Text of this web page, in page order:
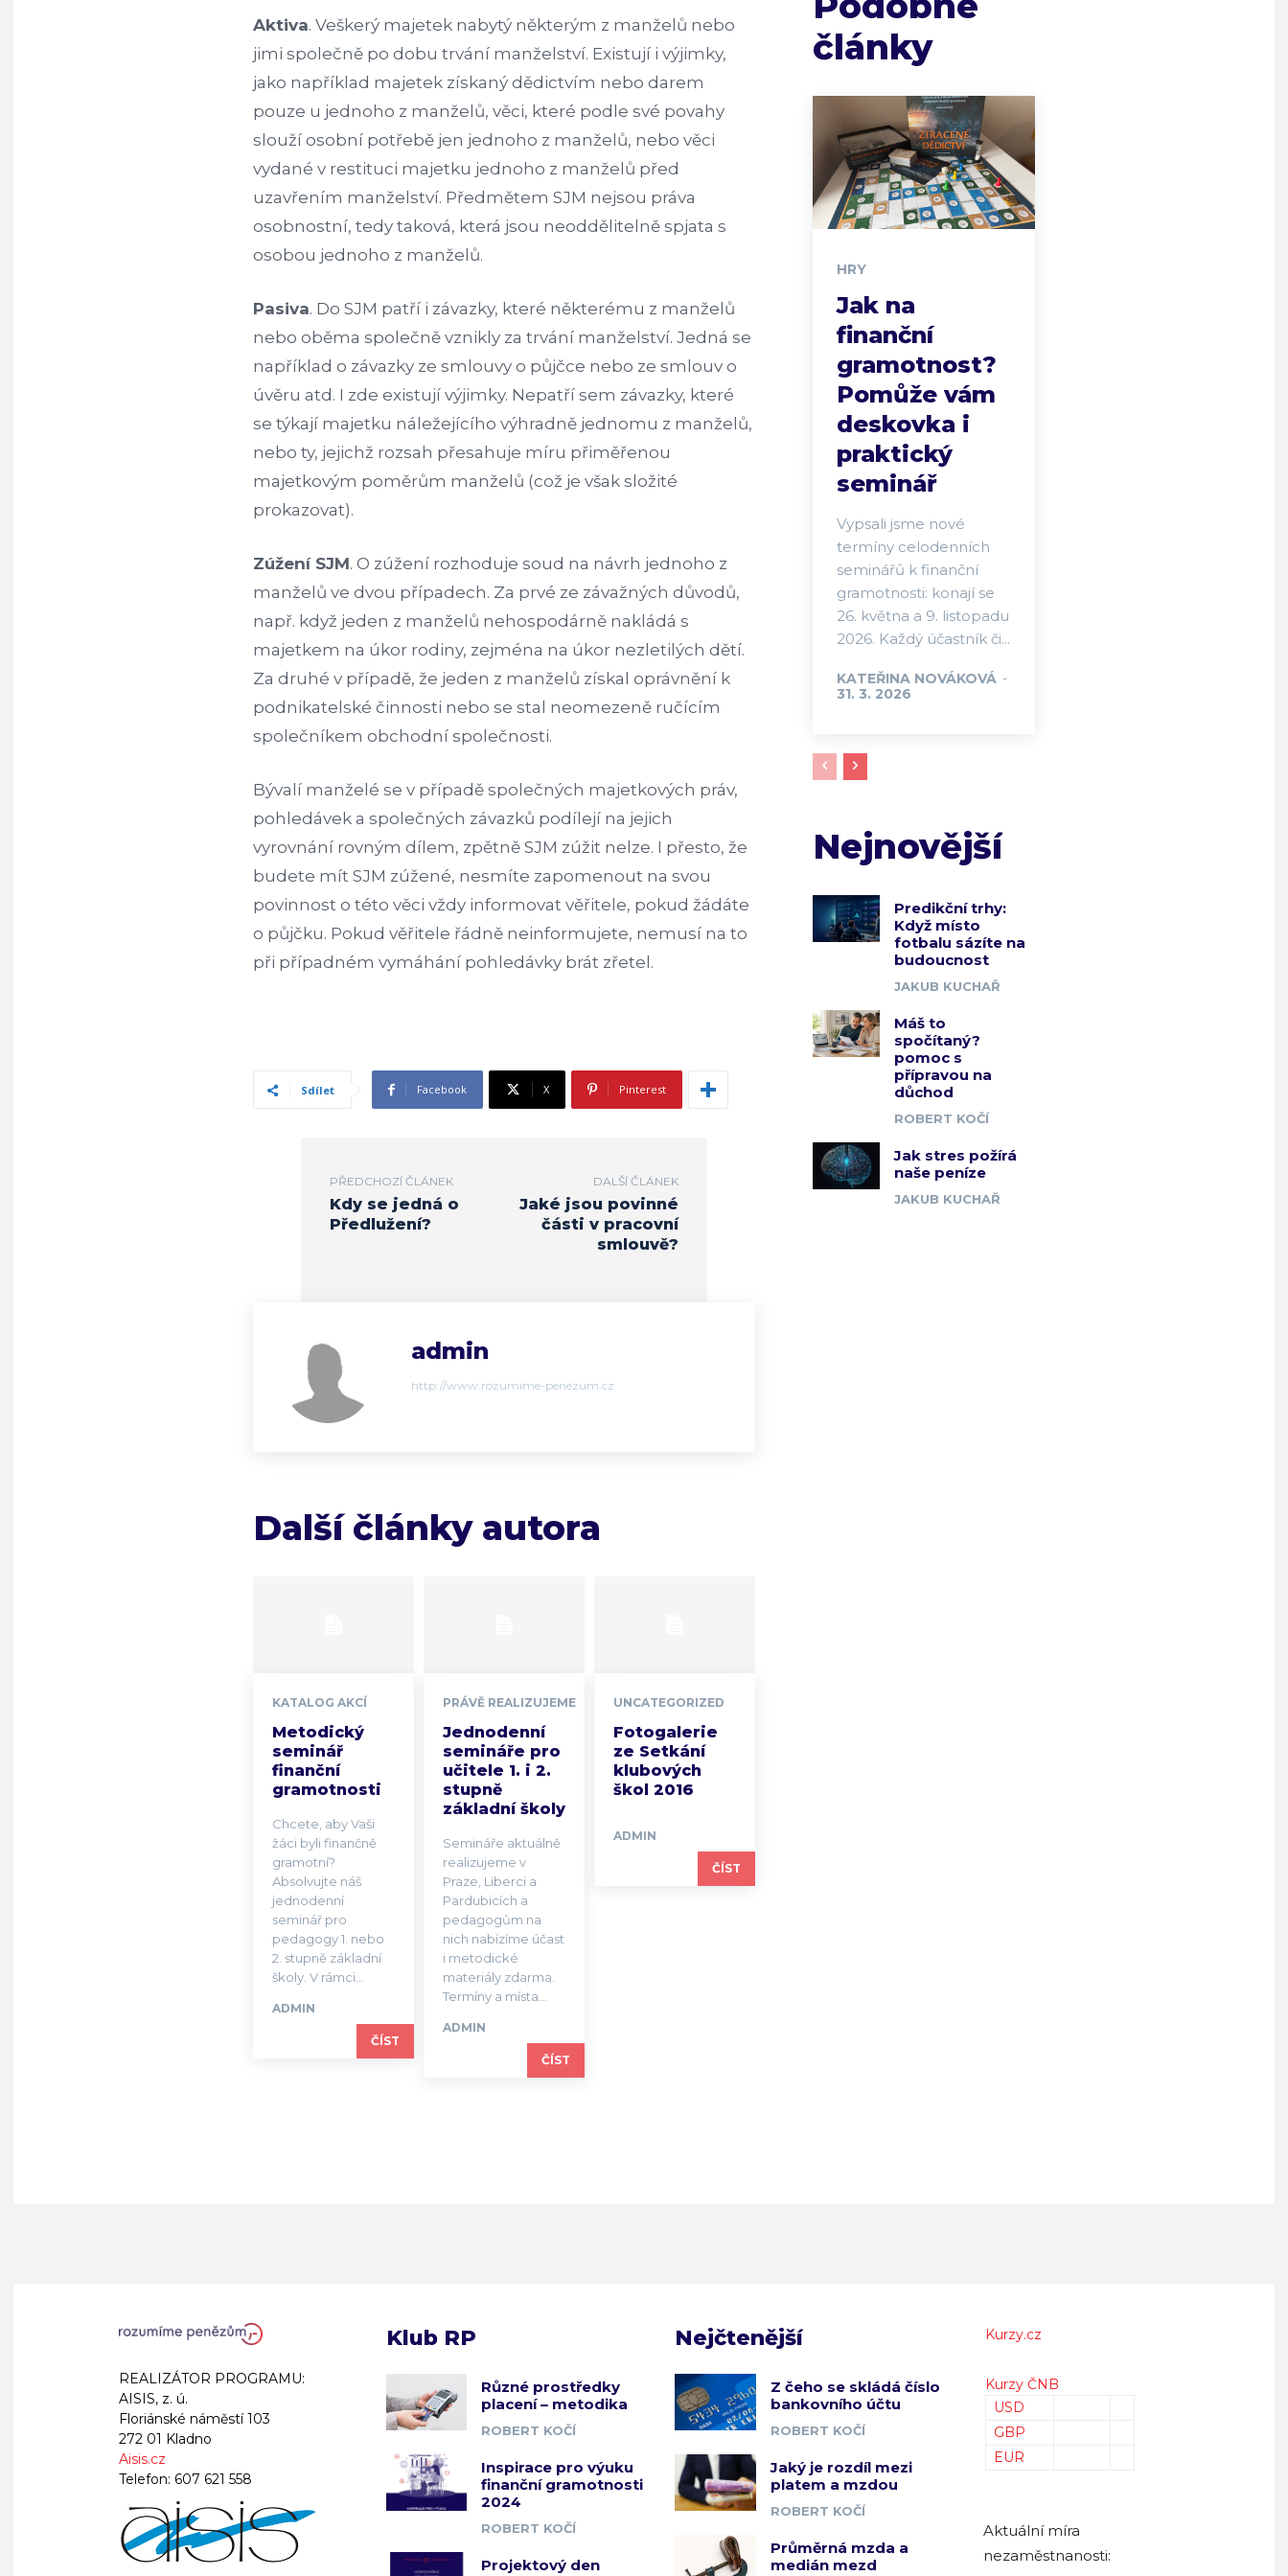
Aktiva. Veškerý majetek nabytý některým z manželů nebo
jimi společně po dobu trvání manželství. Existují i výjimky,
jako například majetek získaný dědictvím nebo darem
pouze u jednoho z manželů, věci, které podle své povahy
slouží osobní potřebě jen jednoho z manželů, nebo věci
vydané v restituci majetku jednoho z manželů před
uzavřením manželství. Předmětem SJM nejsou práva
osobnostní, tedy taková, která jsou neoddělitelně spjata s
osobou jednoho z manželů.
Pasiva. Do SJM patří i závazky, které některému z manželů
nebo oběma společně vznikly za trvání manželství. Jedná se
například o závazky ze smlouvy o půjčce nebo ze smlouv o
úvěru atd. I zde existují výjimky. Nepatří sem závazky, které
se týkají majetku náležejícího výhradně jednomu z manželů,
nebo ty, jejichž rozsah přesahuje míru přiměřenou
majetkovým poměrům manželů (což je však složité
prokazovat).
Zúžení SJM. O zúžení rozhoduje soud na návrh jednoho z
manželů ve dvou případech. Za prvé ze závažných důvodů,
např. když jeden z manželů nehospodárně nakládá s
majetkem na úkor rodiny, zejména na úkor nezletilých dětí.
Za druhé v případě, že jeden z manželů získal oprávnění k
podnikatelské činnosti nebo se stal neomezeně ručícím
společníkem obchodní společnosti.
Bývalí manželé se v případě společných majetkových práv,
pohledávek a společných závazků podílejí na jejich
vyrovnání rovným dílem, zpětně SJM zúžit nelze. I přesto, že
budete mít SJM zúžené, nesmíte zapomenout na svou
povinnost o této věci vždy informovat věřitele, pokud žádáte
o půjčku. Pokud věřitele řádně neinformujete, nemusí na to
při případném vymáhání pohledávky brát zřetel.
Sdílet Facebook X Pinterest
PŘEDCHOZÍ ČLÁNEK
Kdy se jedná o
Předlužení?
DALŠÍ ČLÁNEK
Jaké jsou povinné
části v pracovní
smlouvě?
admin
http://www.rozumime-penezum.cz
Další články autora
KATALOG AKCÍ
Metodický
seminář
finanční
gramotnosti
Chcete, aby Vaši
žáci byli finančně
gramotní?
Absolvujte náš
jednodenní
seminář pro
pedagogy 1. nebo
2. stupně základní
školy. V rámci...
ADMIN
ČÍST
PRÁVĚ REALIZUJEME
Jednodenní
semináře pro
učitele 1. i 2.
stupně
základní školy
Semináře aktuálně
realizujeme v
Praze, Liberci a
Pardubicích a
pedagogům na
nich nabízíme účast
i metodické
materiály zdarma.
Termíny a místa...
ADMIN
ČÍST
UNCATEGORIZED
Fotogalerie
ze Setkání
klubových
škol 2016
ADMIN
ČÍST
články
HRY
Jak na
finanční
gramotnost?
Pomůže vám
deskovka i
praktický
seminář
Vypsali jsme nové
termíny celodenních
seminářů k finanční
gramotnosti: konají se
26. května a 9. listopadu
2026. Každý účastník či...
KATEŘINA NOVÁKOVÁ -
31. 3. 2026
Nejnovější
Predikční trhy:
Když místo
fotbalu sázíte na
budoucnost
JAKUB KUCHAŘ
Máš to
spočítaný?
pomoc s
přípravou na
důchod
ROBERT KOČÍ
Jak stres požírá
naše peníze
JAKUB KUCHAŘ
REALIZÁTOR PROGRAMU:
AISIS, z. ú.
Floriánské náměstí 103
272 01 Kladno
Aisis.cz
Telefon: 607 621 558
Klub RP
Různé prostředky
placení – metodika
ROBERT KOČÍ
Inspirace pro výuku
finanční gramotnosti
2024
ROBERT KOČÍ
Projektový den
Nejčtenější
Z čeho se skládá číslo
bankovního účtu
ROBERT KOČÍ
Jaký je rozdíl mezi
platem a mzdou
ROBERT KOČÍ
Průměrná mzda a
medián mezd
Kurzy.cz
Kurzy ČNB
USD
GBP
EUR
Aktuální míra
nezaměstnanosti: